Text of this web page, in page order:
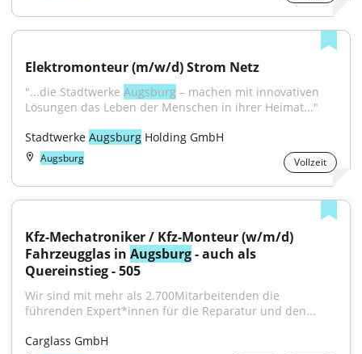
Elektromonteur (m/w/d) Strom Netz
"...die Stadtwerke Augsburg – machen mit innovativen
Lösungen das Leben der Menschen in ihrer Heimat..."
Stadtwerke Augsburg Holding GmbH
Augsburg Vollzeit
Kfz-Mechatroniker / Kfz-Monteur (w/m/d)
Fahrzeugglas in Augsburg - auch als
Quereinstieg - 505
Wir sind mit mehr als 2.700Mitarbeitenden die
führenden Expert*innen für die Reparatur und den...
Carglass GmbH